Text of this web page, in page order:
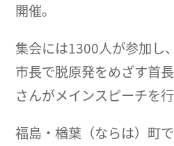
開催。
集会には1300人が参加し
市長で脱原発をめざす首
さんがメインスピーチを行
福島・楢葉（ならは）町